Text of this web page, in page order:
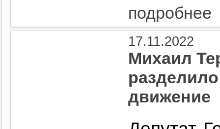
подробнее
17.11.2022
Михаил
движение